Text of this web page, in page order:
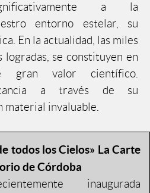
a la
entorno estelar, su
En la actualidad, las miles
logradas, se constituyen en
gran valor científico.
a través de su
material invaluable.
todos los Cielos» La Carte
de Córdoba
inaugurada